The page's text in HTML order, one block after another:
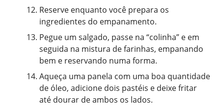
Reserve enquanto você prepara os
ingredientes do empanamento.
Pegue um salgado, passe na “colinha” e em
seguida na mistura de farinhas, empanando
bem e reservando numa forma.
Aqueça uma panela com uma boa quantidade
de óleo, adicione dois pastéis e deixe fritar
até dourar de ambos os lados.